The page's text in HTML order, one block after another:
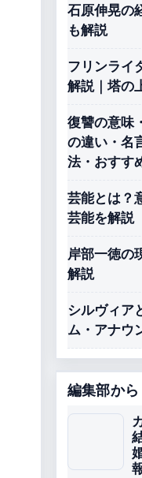
石原伸晃の
も解説
フリンライ
解説｜塔の
復讐の意味
の違い・名
法・おすす
芸能とは？
芸能を解説
岸部一徳の
解説
シルヴィア
ム・アナウ
編集部から